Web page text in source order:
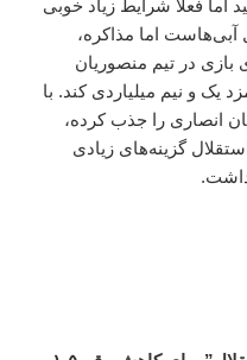
اما فعلا شرایط زیاد خوبی
آبی‌هاست اما مذاکره،
بازی در تیم منصوریان
یک و نیم میلیاردی کند. با
انصاری را جذب کرده،
گزینه‌های زیادی
داشت.